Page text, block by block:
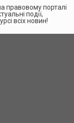
правовому порталі
події,
всіх новин!